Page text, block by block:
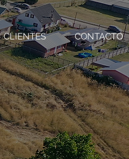
CLIENTES CONTACTO